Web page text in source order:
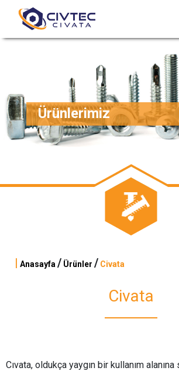
Ürünlerimiz
| Anasayfa / Ürünler / Civata
Civata
Cıvata, oldukça yaygın bir kullanım